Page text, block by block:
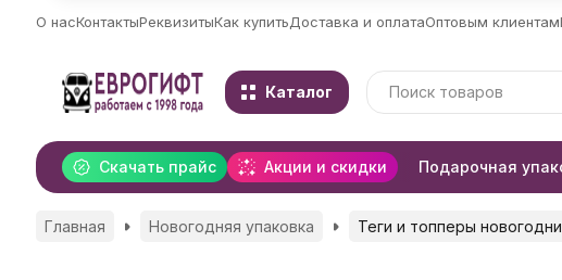
О насКонтактыРеквизитыКак купитьДоставка и оплатаОптовым клиентам
Каталог
Скачать прайс Акции и скидки Подарочная
Главная Новогодняя упаковка Теги и топперы